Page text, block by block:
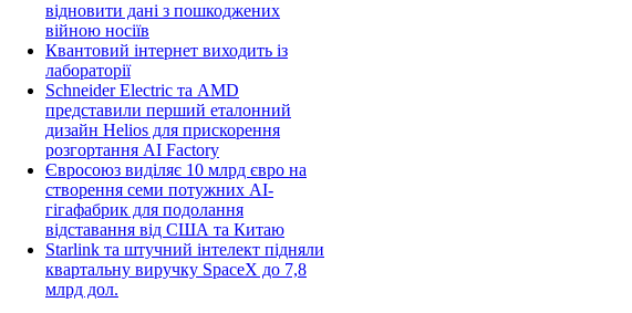
відновити дані з пошкоджених
війною носіїв
Квантовий інтернет виходить із
лабораторії
Schneider Electric та AMD
представили перший еталонний
дизайн Helios для прискорення
розгортання AI Factory
Євросоюз виділяє 10 млрд євро на
створення семи потужних AI-
гігафабрик для подолання
відставання від США та Китаю
Starlink та штучний інтелект підняли
квартальну виручку SpaceX до 7,8
млрд дол.